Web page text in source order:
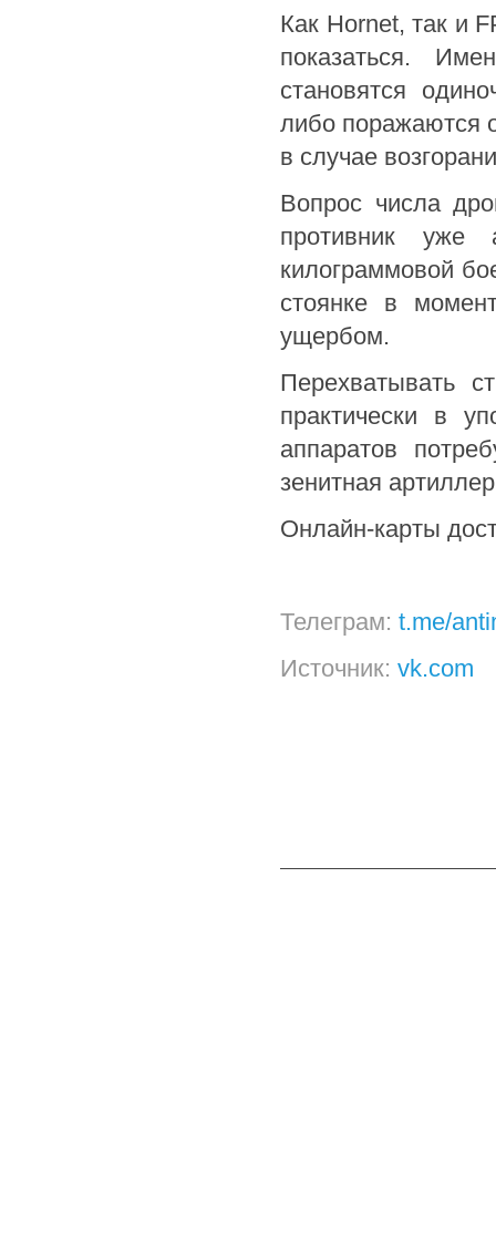
Как Hornet, так и
показаться.
становятся
либо поражаются
в случае
Вопрос числа
противник уже
килограммовой
стоянке в
ущербом.
Перехватывать
практически в
аппаратов
зенитная
Онлайн-карты
Телеграм: t.me/
Источник: vk.com